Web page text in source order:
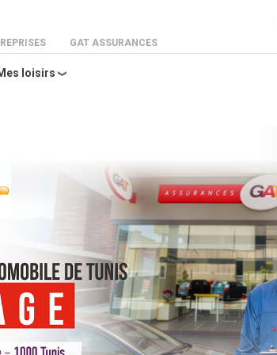
GAT ASSURANCES
loisirs